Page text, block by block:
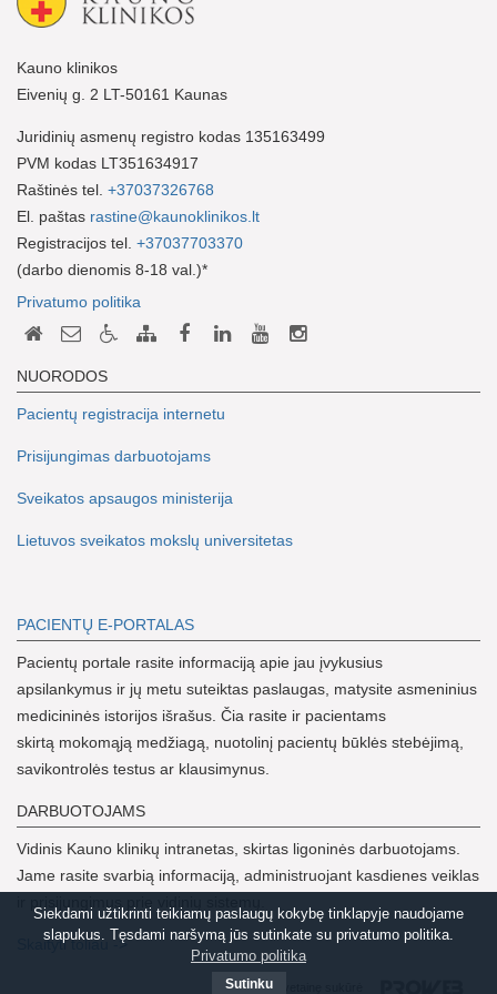
Siekdami užtikrinti teikiamų paslaugų kokybę tinklapyje naudojame
slapukus. Tęsdami naršymą jūs sutinkate su privatumo politika.
Privatumo politika
Sutinku
Kauno klinikos
Eivenių g. 2 LT-50161 Kaunas
Juridinių asmenų registro kodas 135163499
PVM kodas LT351634917
Raštinės tel. +37037326768
El. paštas rastine@kaunoklinikos.lt
Registracijos tel. +37037703370
(darbo dienomis 8-18 val.)*
Privatumo politika
NUORODOS
Pacientų registracija internetu
Prisijungimas darbuotojams
Sveikatos apsaugos ministerija
Lietuvos sveikatos mokslų universitetas
PACIENTŲ E-PORTALAS
Pacientų portale rasite informaciją apie jau įvykusius
apsilankymus ir jų metu suteiktas paslaugas, matysite asmeninius
medicininės istorijos išrašus. Čia rasite ir pacientams
skirtą mokomąją medžiagą, nuotolinį pacientų būklės stebėjimą,
savikontrolės testus ar klausimynus.
DARBUOTOJAMS
Vidinis Kauno klinikų intranetas, skirtas ligoninės darbuotojams.
Jame rasite svarbią informaciją, administruojant kasdienes veiklas
Skaityti toliau ->